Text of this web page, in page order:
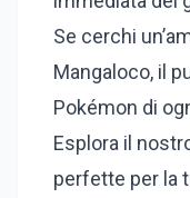
Se cerchi
Mangaloco, il
Pokémon di
Esplora il
perfette per la